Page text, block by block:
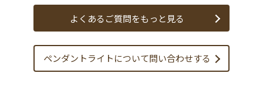
よくあるご質問をもっと見る
ペンダントライトについて問い合わせする